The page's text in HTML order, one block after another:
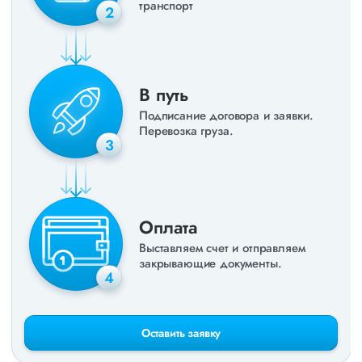
2
транспорт
3
В путь
Подписание договора и заявки.
Перевозка груза.
4
Оплата
Выставляем счет и отправляем
закрывающие документы.
Оставить заявку